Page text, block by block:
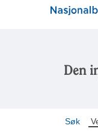
Den
Søk